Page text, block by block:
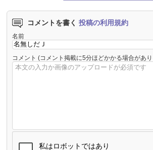
コメントを書く 投稿の利用規約
名前
コメント (コメント掲載に5分ほどかかる場合があ